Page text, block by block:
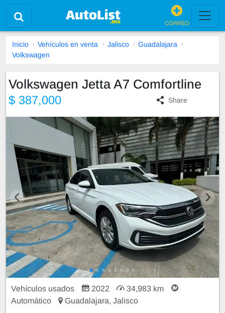
CORREO
Inicio Vehículos en venta Jalisco
Guadalajara
Volkswagen
Volkswagen Jetta A7 Comfortline
$ 387,000 Share
Vehículos usados 2022
34,983 km
Automático
Guadalajara, Jalisco